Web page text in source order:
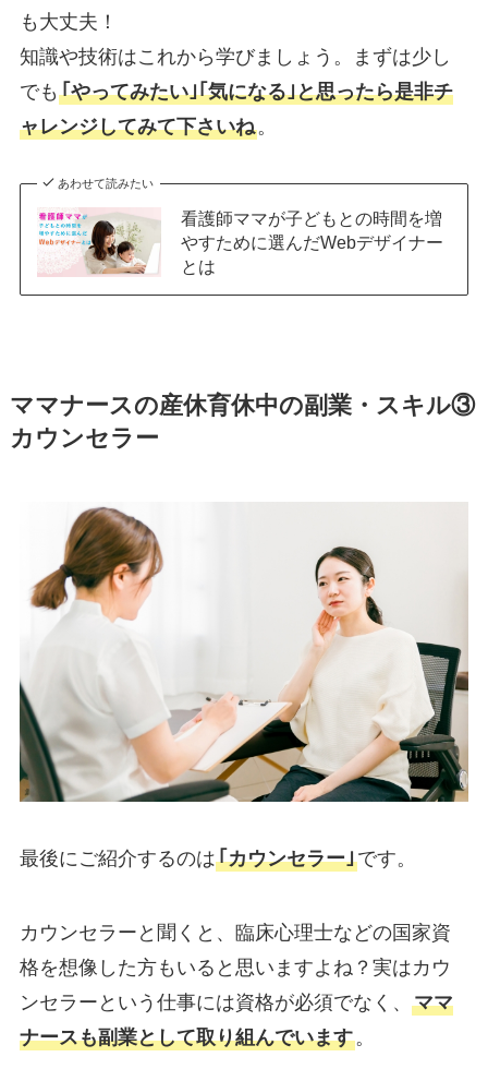
も大丈夫！
知識や技術はこれから学びましょう。まずは少し
でも ｢やってみたい｣｢気になる｣と思ったら是非チ
ャレンジしてみて下さいね。
あわせて読みたい
看護師ママが子どもとの時間を増
やすために選んだWebデザイナー
とは
ママナースの産休育休中の副業・スキル③
カウンセラー
最後にご紹介するのは｢カウンセラー｣です。
カウンセラーと聞くと、臨床心理士などの国家資
格を想像した方もいると思いますよね？実はカウ
ンセラーという仕事には資格が必須でなく、 ママ
ナースも副業として取り組んでいます。